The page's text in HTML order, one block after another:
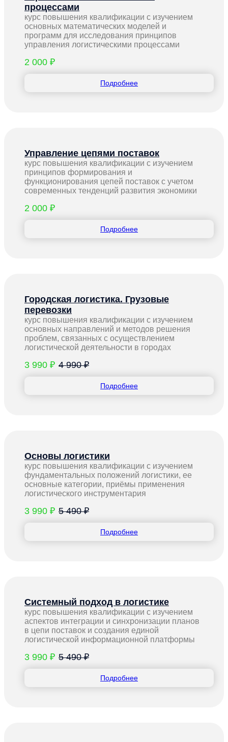
процессами
курс повышения квалификации с изучением
основных математических моделей и
программ для исследования принципов
управления логистическими процессами
2 000 ₽
Подробнее
Управление цепями поставок
курс повышения квалификации с изучением
принципов формирования и
функционирования цепей поставок с учетом
современных тенденций развития экономики
2 000 ₽
Подробнее
Городская логистика. Грузовые
перевозки
курс повышения квалификации с изучением
основных направлений и методов решения
проблем, связанных с осуществлением
логистической деятельности в городах
3 990 ₽ 4 990 ₽
Подробнее
Основы логистики
курс повышения квалификации с изучением
фундаментальных положений логистики, ее
основные категории, приёмы применения
логистического инструментария
3 990 ₽ 5 490 ₽
Подробнее
Системный подход в логистике
курс повышения квалификации с изучением
аспектов интеграции и синхронизации планов
в цепи поставок и создания единой
логистической информационной платформы
3 990 ₽ 5 490 ₽
Подробнее